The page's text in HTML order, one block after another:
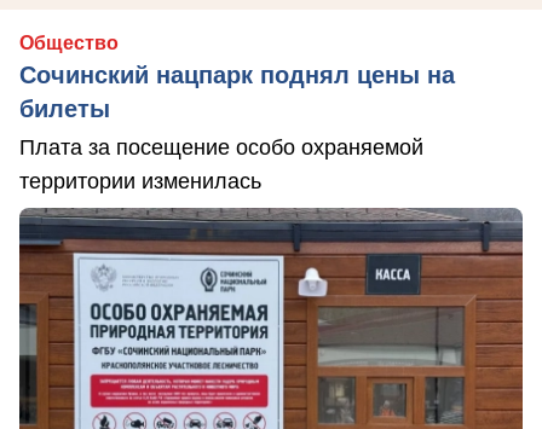
Общество
Сочинский нацпарк поднял цены на
билеты
Плата за посещение особо охраняемой
территории изменилась